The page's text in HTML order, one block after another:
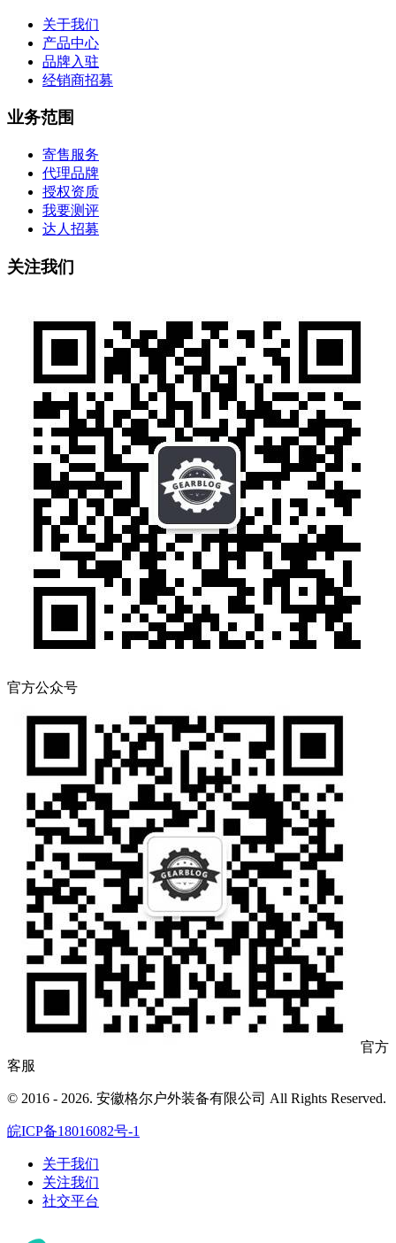
关于我们
产品中心
品牌入驻
经销商招募
业务范围
寄售服务
代理品牌
授权资质
我要测评
达人招募
关注我们
官方公众号
官方
客服
© 2016 - 2026. 安徽格尔户外装备有限公司 All Rights Reserved.
皖ICP备18016082号-1
关于我们
关注我们
社交平台